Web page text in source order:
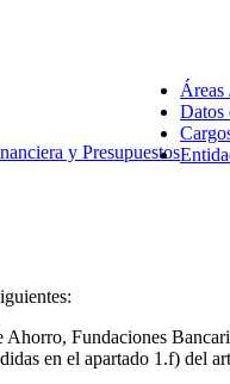
y Presupuestos
Áreas
Datos
Fundaciones
en el apartado 1.f) del